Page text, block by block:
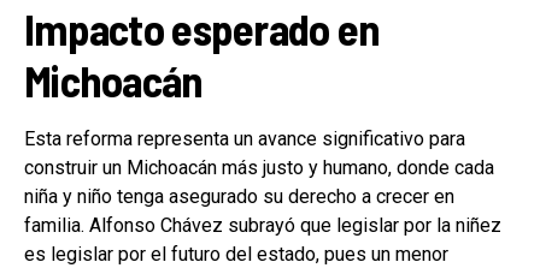
Impacto esperado en
Michoacán
Esta reforma representa un avance significativo para
construir un Michoacán más justo y humano, donde cada
niña y niño tenga asegurado su derecho a crecer en
familia. Alfonso Chávez subrayó que legislar por la niñez
es legislar por el futuro del estado, pues un menor